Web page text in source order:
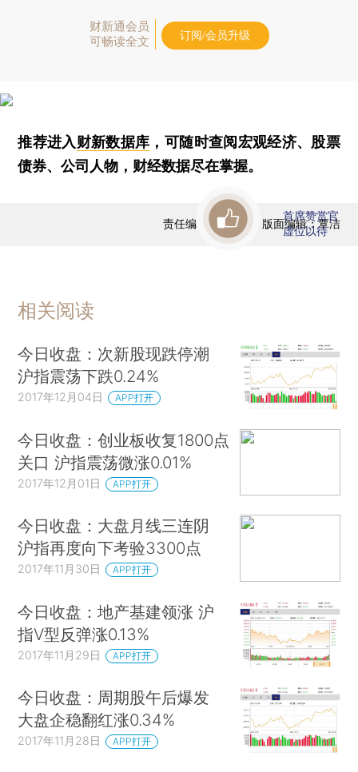
财新通会员
可畅读全文
订阅/会员升级
推荐进入财新数据库 ，可随时查阅宏观经济、股票
债券、公司人物，财经数据尽在掌握。
责任编辑：曹文姣 | 版面编辑：覃洁
首席赞赏官
虚位以待
相关阅读
今日收盘：次新股现跌停潮
沪指震荡下跌0.24%
2017年12月04日 APP打开
今日收盘：创业板收复1800点
关口 沪指震荡微涨0.01%
2017年12月01日 APP打开
今日收盘：大盘月线三连阴
沪指再度向下考验3300点
2017年11月30日 APP打开
今日收盘：地产基建领涨 沪
指V型反弹涨0.13%
2017年11月29日 APP打开
今日收盘：周期股午后爆发
大盘企稳翻红涨0.34%
2017年11月28日 APP打开